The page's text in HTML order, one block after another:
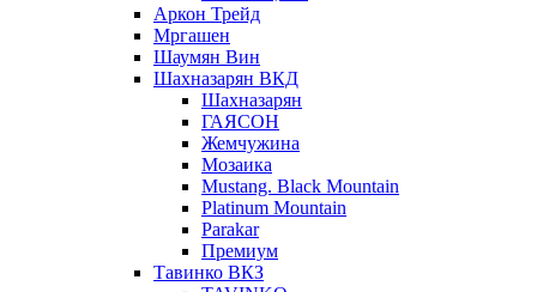
Аркон Трейд
Мргашен
Шаумян Вин
Шахназарян ВКД
Шахназарян
ГАЯСОН
Жемчужина
Мозаика
Mustang. Black Mountain
Platinum Mountain
Parakar
Премиум
Тавинко ВКЗ